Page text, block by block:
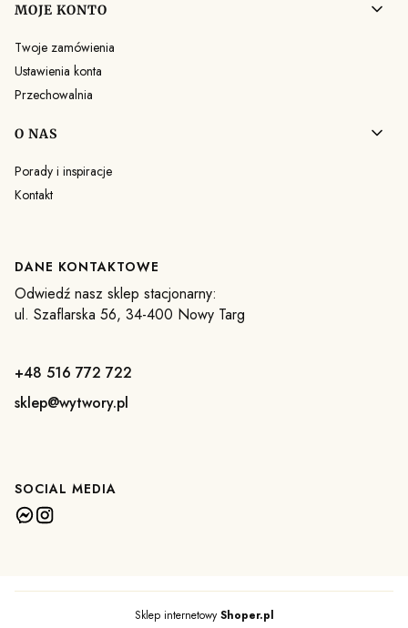
MOJE KONTO
Twoje zamówienia
Ustawienia konta
Przechowalnia
O NAS
Porady i inspiracje
Kontakt
DANE KONTAKTOWE
Odwiedź nasz sklep stacjonarny:
ul. Szaflarska 56, 34-400 Nowy Targ
+48 516 772 722
sklep@wytwory.pl
SOCIAL MEDIA
Sklep internetowyShoper.pl